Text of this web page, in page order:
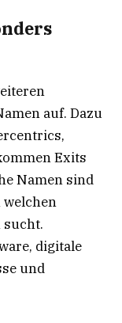
auf. Dazu
Exits
Namen sind
welchen
sucht.
digitale
und